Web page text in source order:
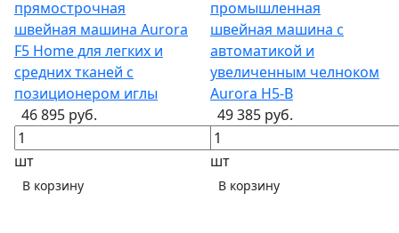
прямострочная
швейная машина Aurora
F5 Home для легких и
средних тканей с
позиционером иглы
46 895 руб.
шт
В корзину
промышленная
швейная машина с
автоматикой и
увеличенным челноком
Aurora H5-B
49 385 руб.
шт
В корзину